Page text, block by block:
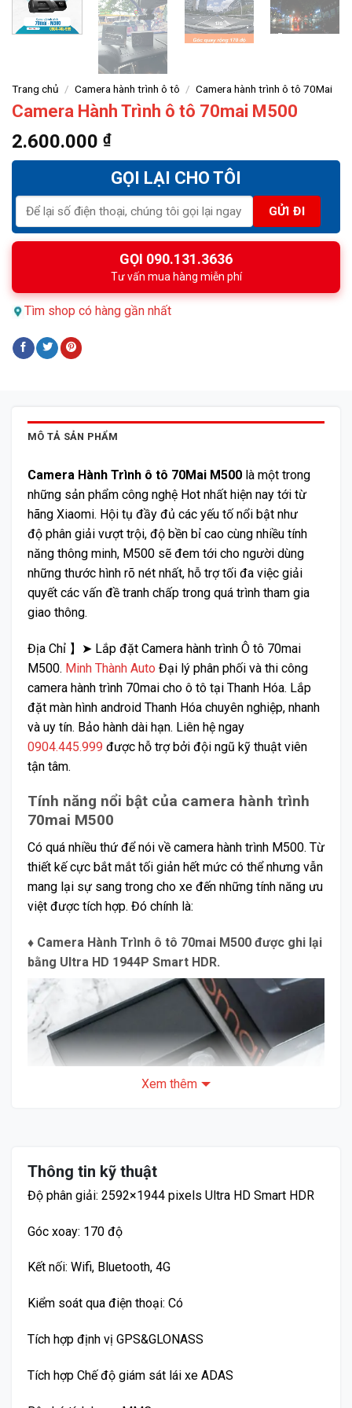
Trang chủ / Camera hành trình ô tô / Camera hành trình ô tô 70Mai
Camera Hành Trình ô tô 70mai M500
2.600.000 ₫
GỌI LẠI CHO TÔI
GỌI 090.131.3636
Tư vấn mua hàng miễn phí
Tìm shop có hàng gần nhất
MÔ TẢ SẢN PHẨM
Camera Hành Trình ô tô 70Mai M500 là một trong
những sản phẩm công nghệ Hot nhất hiện nay tới từ
hãng Xiaomi. Hội tụ đầy đủ các yếu tố nổi bật như
độ phân giải vượt trội, độ bền bỉ cao cùng nhiều tính
năng thông minh, M500 sẽ đem tới cho người dùng
những thước hình rõ nét nhất, hỗ trợ tối đa việc giải
quyết các vấn đề tranh chấp trong quá trình tham gia
giao thông.
Địa Chỉ 】➤ Lắp đặt Camera hành trình Ô tô 70mai
M500. Minh Thành Auto Đại lý phân phối và thi công
camera hành trình 70mai cho ô tô tại Thanh Hóa. Lắp
đặt màn hình android Thanh Hóa chuyên nghiệp, nhanh
và uy tín. Bảo hành dài hạn. Liên hệ ngay
0904.445.999 được hỗ trợ bởi đội ngũ kỹ thuật viên
tận tâm.
Tính năng nổi bật của camera hành trình
70mai M500
Có quá nhiều thứ để nói về camera hành trình M500. Từ
thiết kế cực bắt mắt tối giản hết mức có thể nhưng vẫn
mang lại sự sang trong cho xe đến những tính năng ưu
việt được tích hợp. Đó chính là:
♦ Camera Hành Trình ô tô 70mai M500 được ghi lại
bằng Ultra HD 1944P Smart HDR.
Nhờ camera 5 MP, hình ảnh Camera Hành Trình ô tô
Xem thêm
Thông tin kỹ thuật
Độ phân giải: 2592×1944 pixels Ultra HD Smart HDR
Góc xoay: 170 độ
Kết nối: Wifi, Bluetooth, 4G
Kiểm soát qua điện thoại: Có
Tích hợp định vị GPS&GLONASS
Tích hợp Chế độ giám sát lái xe ADAS